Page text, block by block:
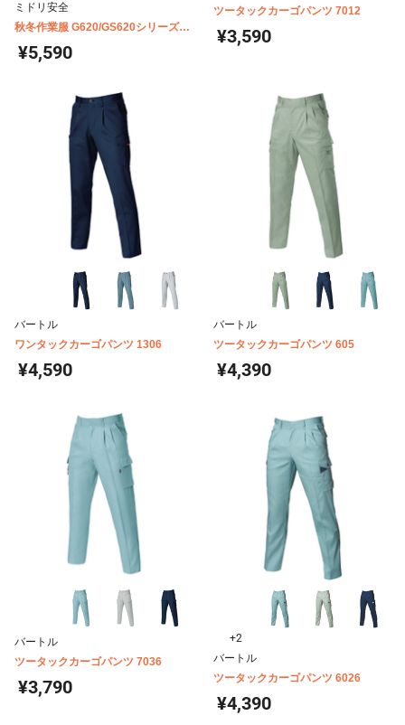
ミドリ安全
秋冬作業服 G620/GS620シリーズ
裏綿 男子カーゴスラックス
¥5,590
ツータックカーゴパンツ 7012
¥3,590
バートル
ワンタックカーゴパンツ 1306
¥4,590
バートル
ツータックカーゴパンツ 605
¥4,390
バートル
ツータックカーゴパンツ 7036
¥3,790
+2
バートル
ツータックカーゴパンツ 6026
¥4,390